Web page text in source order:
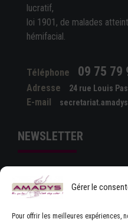
Gérer le
Pour offrir les meilleures expériences,
lucratif,
loi 1901, de malades
hémifacial.
Téléphone 09 75 79
Adresse 24 rue Louis
E-mail
NEWSLETTER